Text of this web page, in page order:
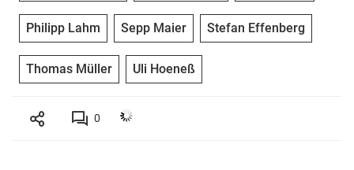
Philipp Lahm Sepp Maier Stefan Effenberg
Thomas Müller Uli Hoeneß
0